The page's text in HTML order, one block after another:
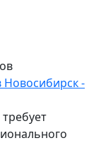
Новосибирск -